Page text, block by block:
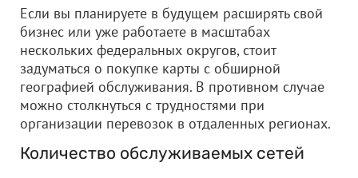
Если вы планируете в будущем расширять свой
бизнес или уже работаете в масштабах
нескольких федеральных округов, стоит
задуматься о покупке карты с обширной
географией обслуживания. В противном случае
можно столкнуться с трудностями при
организации перевозок в отдаленных регионах.
Количество обслуживаемых сетей